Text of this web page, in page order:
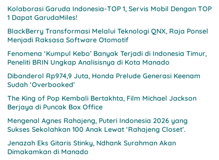
Kolaborasi Garuda Indonesia-TOP 1, Servis Mobil Dengan TOP
1 Dapat GarudaMiles!
BlackBerry Transformasi Melalui Teknologi QNX, Raja Ponsel
Menjadi Raksasa Software Otomotif
Fenomena ‘Kumpul Kebo’ Banyak Terjadi di Indonesia Timur,
Peneliti BRIN Ungkap Analisisnya di Kota Manado
Dibanderol Rp974,9 Juta, Honda Prelude Generasi Keenam
Sudah ‘Overbooked’
The King of Pop Kembali Bertakhta, Film Michael Jackson
Berjaya di Puncak Box Office
Mengenal Agnes Rahajeng, Puteri Indonesia 2026 yang
Sukses Sekolahkan 100 Anak Lewat ‘Rahajeng Closet’.
Jenazah Eks Gitaris Stinky, Ndhank Surahman Akan
Dimakamkan di Manado